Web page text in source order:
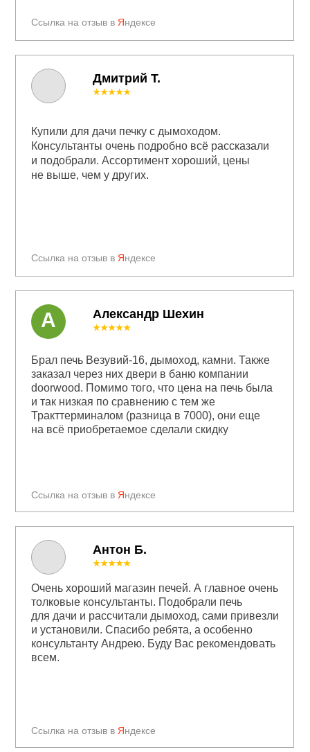
Ссылка на отзыв в Яндексе
Антон Б.
Ссылка на отзыв в Яндексе
★★★★★
Купили для дачи печку с дымоходом.
Консультанты очень подробно всё рассказали
и подобрали. Ассортимент хороший, цены
не выше, чем у других.
Александр Шехин
Ссылка на отзыв в Яндексе
★★★★★
Брал печь Везувий-16, дымоход, камни. Также
заказал через них двери в баню компании
doorwood. Помимо того, что цена на печь была
и так низкая по сравнению с тем же
Тракттерминалом (разница в 7000), они еще
на всё приобретаемое сделали скидку
А
Дмитрий Т.
Ссылка на отзыв в Яндексе
★★★★★
Очень хороший магазин печей. А главное очень
толковые консультанты. Подобрали печь
для дачи и рассчитали дымоход, сами привезли
и установили. Спасибо ребята, а особенно
консультанту Андрею. Буду Вас рекомендовать
всем.